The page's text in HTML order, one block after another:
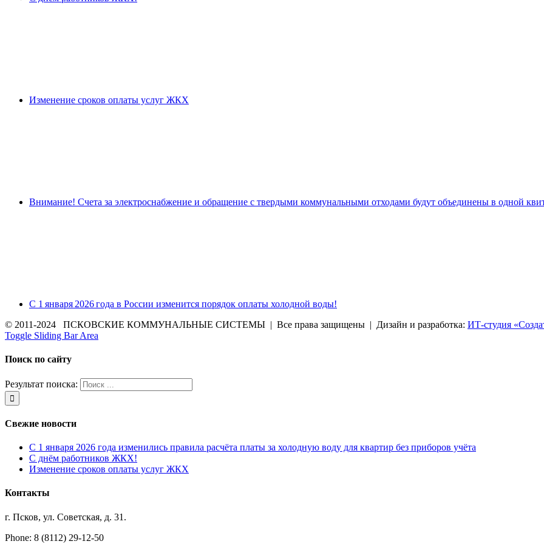
Изменение сроков оплаты услуг ЖКХ
Внимание! Счета за электроснабжение и обращение с твердыми коммунальными отходами будут объединены в одной
С 1 января 2026 года в России изменится порядок оплаты холодной воды!
© 2011-2024 ПСКОВСКИЕ КОММУНАЛЬНЫЕ СИСТЕМЫ | Все права защищены | Дизайн и разработка: ИТ-студия
Toggle Sliding Bar Area
Поиск по сайту
Результат поиска:
Свежие новости
С 1 января 2026 года изменились правила расчёта платы за холодную воду для квартир без приборов учёта
С днём работников ЖКХ!
Изменение сроков оплаты услуг ЖКХ
Контакты
г. Псков, ул. Советская, д. 31.
Phone: 8 (8112) 29-12-50